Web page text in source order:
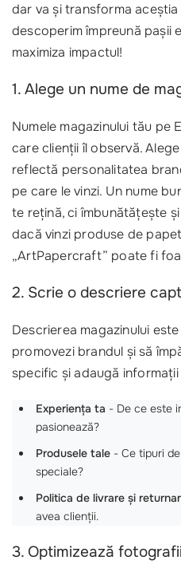
dar va și transforma
descoperim împreună pașii
maximiza impactul!
1. Alege un nume de
Numele magazinului tău pe
care clienții îl observă.
reflectă personalitatea
pe care le vinzi. Un nume
te rețină, ci îmbunătățește
dacă vinzi produse de
„ArtPapercraft” poate fi
2. Scrie o descriere
Descrierea magazinului
promovezi brandul și să
specific și adaugă
Experiența ta - De ce este
pasionează?
Produsele tale - Ce tipuri
speciale?
Politica de livrare și
avea clienții.
3. Optimizează